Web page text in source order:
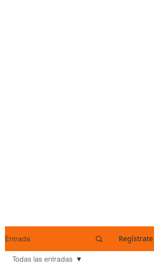
Entrada Regístrate
Todas las entradas